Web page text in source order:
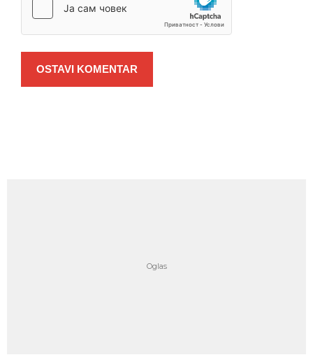
OSTAVI KOMENTAR